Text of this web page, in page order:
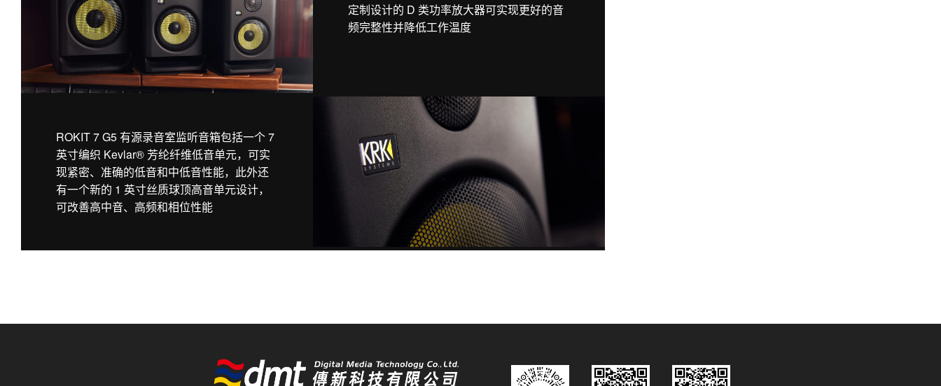
定制设计的 D 类功率放大器可实现更好的音
频完整性并降低工作温度
ROKIT 7 G5 有源录音室监听音箱包括一个 7
英寸编织 Kevlar® 芳纶纤维低音单元，可实
现紧密、准确的低音和中低音性能，此外还
有一个新的 1 英寸丝质球顶高音单元设计，
可改善高中音、高频和相位性能